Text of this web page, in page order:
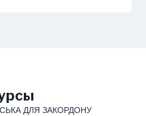
ДЛЯ ЗАКОРДОНУ